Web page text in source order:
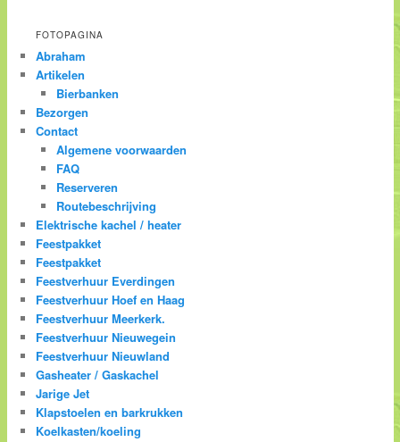
FOTOPAGINA
Abraham
Artikelen
Bierbanken
Bezorgen
Contact
Algemene voorwaarden
FAQ
Reserveren
Routebeschrijving
Elektrische kachel / heater
Feestpakket
Feestpakket
Feestverhuur Everdingen
Feestverhuur Hoef en Haag
Feestverhuur Meerkerk.
Feestverhuur Nieuwegein
Feestverhuur Nieuwland
Gasheater / Gaskachel
Jarige Jet
Klapstoelen en barkrukken
Koelkasten/koeling